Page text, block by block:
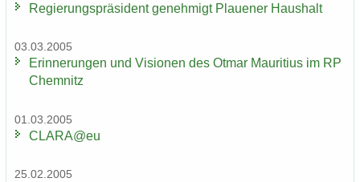
Re­gie­rungs­prä­si­dent ge­neh­migt Plaue­ner Haus­halt
03.03.2005
Er­in­ne­run­gen und Vi­sio­nen des Otmar Mau­ri­ti­us im RP
Chem­nitz
01.03.2005
CLARA@eu
25.02.2005